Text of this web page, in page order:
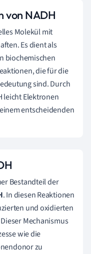
von NADH
Molekül mit
Es dient als
biochemischen
die für die
sind. Durch
leicht Elektronen
entscheidenden
Bestandteil der
. In diesen Reaktionen
und oxidierten
Mechanismus
wie die
zu